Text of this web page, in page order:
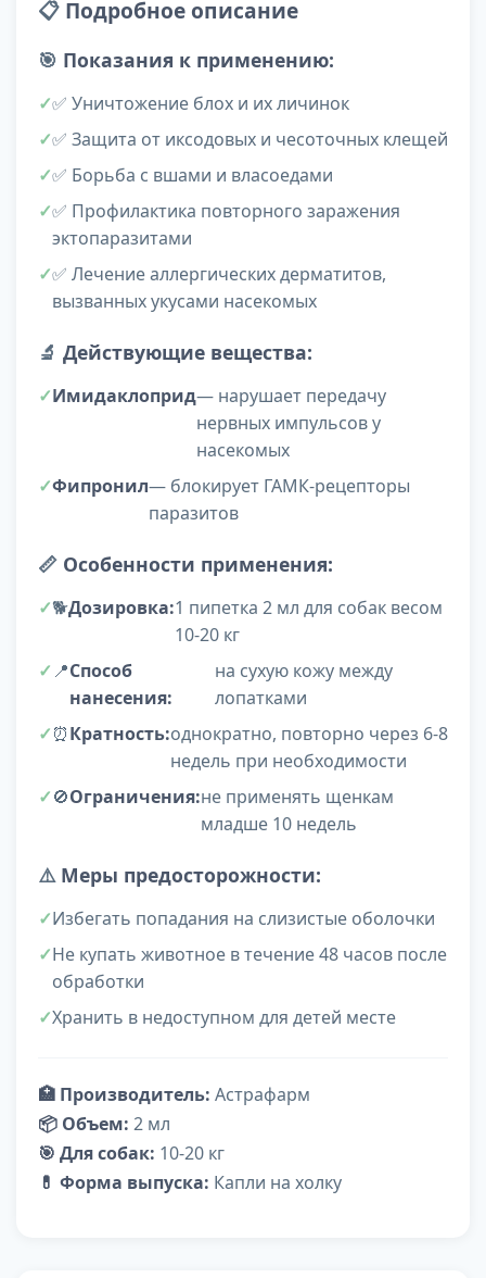
📋 Подробное описание
🎯 Показания к применению:
✅ Уничтожение блох и их личинок
✅ Защита от иксодовых и чесоточных клещей
✅ Борьба с вшами и власоедами
✅ Профилактика повторного заражения
эктопаразитами
✅ Лечение аллергических дерматитов,
вызванных укусами насекомых
🔬 Действующие вещества:
Имидаклоприд— нарушает передачу
нервных импульсов у
насекомых
Фипронил— блокирует ГАМК-рецепторы
паразитов
📏 Особенности применения:
🐕Дозировка:1 пипетка 2 мл для собак весом
10-20 кг
📍Способ
нанесения:
на сухую кожу между
лопатками
⏰Кратность:однократно, повторно через 6-8
недель при необходимости
🚫Ограничения:не применять щенкам
младше 10 недель
⚠️ Меры предосторожности:
Избегать попадания на слизистые оболочки
Не купать животное в течение 48 часов после
обработки
Хранить в недоступном для детей месте
🏥 Производитель: Астрафарм
📦 Объем: 2 мл
🎯 Для собак: 10-20 кг
💊 Форма выпуска: Капли на холку